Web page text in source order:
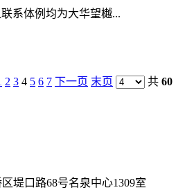
系体例均为大华望樾...
2 3 4 5 6 7 下一页 末页 共 60
堤口路68号名泉中心1309室